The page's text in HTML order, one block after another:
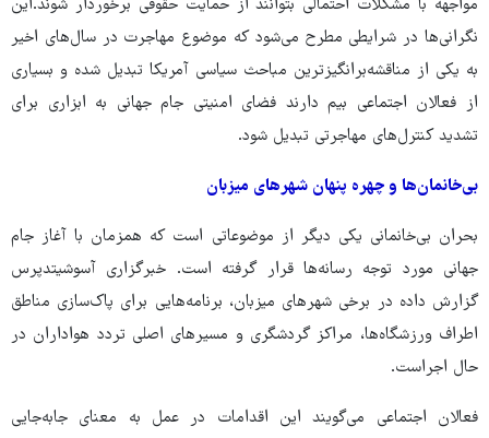
مواجهه با مشکلات احتمالی بتوانند از حمایت حقوقی برخوردار شوند.این
نگرانی‌ها در شرایطی مطرح می‌شود که موضوع مهاجرت در سال‌های اخیر
به یکی از مناقشه‌برانگیزترین مباحث سیاسی آمریکا تبدیل شده و بسیاری
از فعالان اجتماعی بیم دارند فضای امنیتی جام جهانی به ابزاری برای
تشدید کنترل‌های مهاجرتی تبدیل شود.
بی‌خانمان‌ها و چهره پنهان شهرهای میزبان
بحران بی‌خانمانی یکی دیگر از موضوعاتی است که همزمان با آغاز جام
جهانی مورد توجه رسانه‌ها قرار گرفته است. خبرگزاری آسوشیتدپرس
گزارش داده در برخی شهرهای میزبان، برنامه‌هایی برای پاک‌سازی مناطق
اطراف ورزشگاه‌ها، مراکز گردشگری و مسیرهای اصلی تردد هواداران در
حال اجراست.
فعالان اجتماعی می‌گویند این اقدامات در عمل به معنای جابه‌جایی